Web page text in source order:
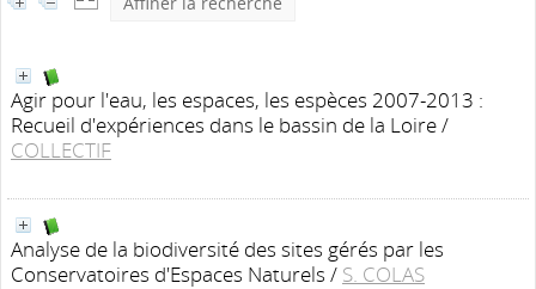
Agir pour l'eau, les espaces, les espèces 2007-2013 :
Recueil d'expériences dans le bassin de la Loire/
COLLECTIF
Analyse de la biodiversité des sites gérés par les
Conservatoires d'Espaces Naturels / S. COLAS